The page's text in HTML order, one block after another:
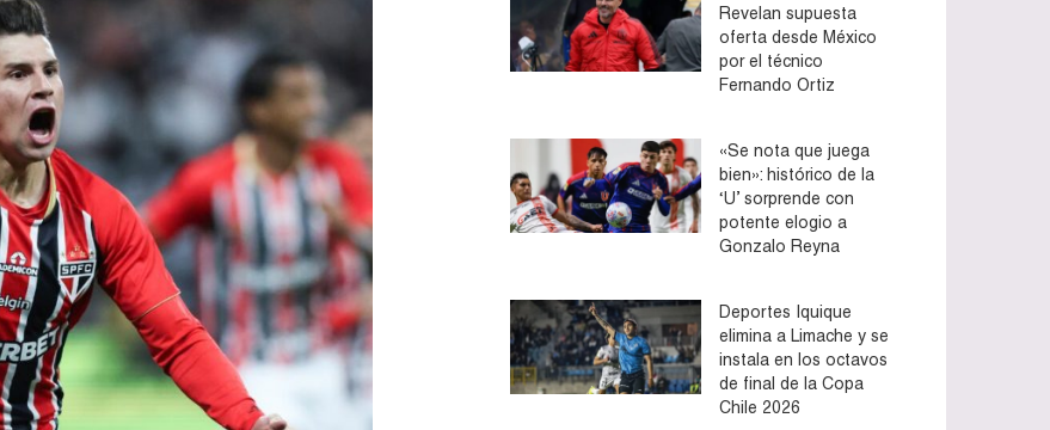
Revelan supuesta
oferta desde México
por el técnico
Fernando Ortiz
«Se nota que juega
bien»: histórico de la
‘U’ sorprende con
potente elogio a
Gonzalo Reyna
Deportes Iquique
elimina a Limache y se
instala en los octavos
de final de la Copa
Chile 2026